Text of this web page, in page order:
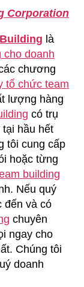
Corporation
là
cho doanh
chương
tổ chức team
lượng hàng
có trụ
hầu hết
tôi cung cấp
hoặc từng
building
Nếu quý
đến và có
chuyên
ngay cho
Chúng tôi
doanh